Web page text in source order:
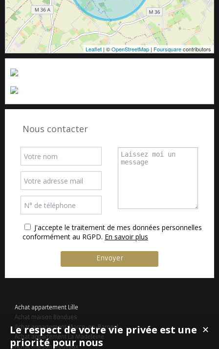
Leaflet | ©OpenStreetMap | Foursquarecontributors
Nous contacter
J'accepte le traitement de mes données personnelles
conformément au RGPD. En savoir plus
Achat appartement Lille
Achat maison Bondues
Achat appartement Marcq-en-Baroeul
Achat appartement La Madeleine
Achat maison Mouvaux
✕
Le respect de votre vie privée est une
priorité pour nous